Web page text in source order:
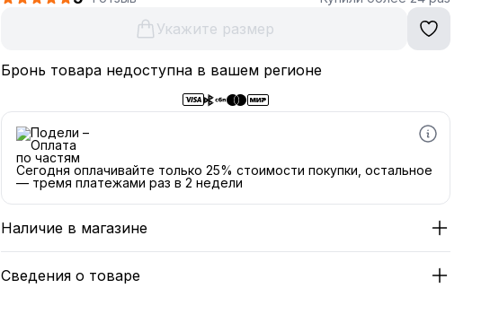
Укажите размер
Бронь товара недоступна в вашем регионе
Сегодня оплачивайте только 25% стоимости покупки, остальное
— тремя платежами раз в 2 недели
Наличие в магазине
Сведения о товаре